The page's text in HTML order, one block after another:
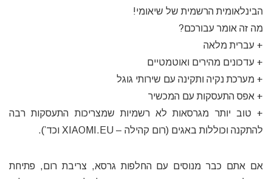
הבינלאומית הרשמית של שיאומי!
מה זה אומר עבורכם?
+ עברית מלאה
+ עדכונים מהירים ואוטמטיים
+ מערכת נקיה ותקינה עם שירותי גוגל
+ אפס התעסקות עם המכשיר
+ טוב יותר מגרסאות לא רשמיות שמצריכות התעסקות רבה
להתקנה וכוללות באגים (רום קהילה – XIAOMI.EU וכד’).
אם אתם כבר מנוסים עם החלפות גרסא, צריבת רום, פתיחת